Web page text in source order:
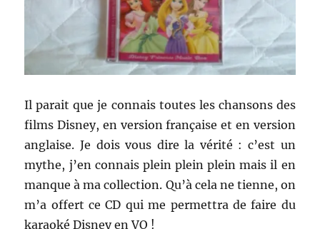
Il parait que je connais toutes les chansons des
films Disney, en version française et en version
anglaise. Je dois vous dire la vérité : c’est un
mythe, j’en connais plein plein plein mais il en
manque à ma collection. Qu’à cela ne tienne, on
m’a offert ce CD qui me permettra de faire du
karaoké Disney en VO !